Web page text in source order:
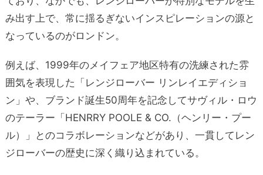
み出す上で、常に揺るぎないインスピレーションの源と
なっているのがロンドン。
例えば、1999年のメイフェア地区特有の洗練された雰
囲気を表現した「レンジローバー リンレイエディショ
ン」や、ブランド誕生50周年を記念してサヴィル・ロウ
のテーラー「HENRRY POOLE & CO.（ヘンリー・プー
ル）」とのコラボレーションなどがあり、一貫してレン
ジローバーの歴史に深く織り込まれている。